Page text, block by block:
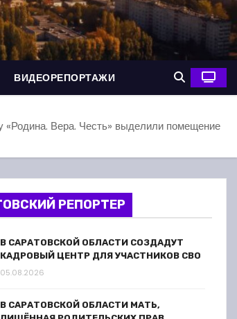
ВИДЕОРЕПОРТАЖИ
«Родина. Вера. Честь» выделили помещение
РЕПОРТЕР
В САРАТОВСКОЙ ОБЛАСТИ СОЗДАДУТ
КАДРОВЫЙ ЦЕНТР ДЛЯ УЧАСТНИКОВ СВО
05.08.2026
В САРАТОВСКОЙ ОБЛАСТИ МАТЬ,